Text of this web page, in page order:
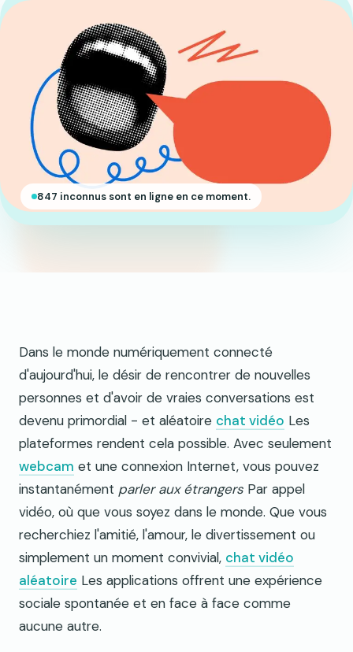
847 inconnus sont en ligne en ce moment.
Dans le monde numériquement connecté
d'aujourd'hui, le désir de rencontrer de nouvelles
personnes et d'avoir de vraies conversations est
devenu primordial - et aléatoire chat vidéo Les
plateformes rendent cela possible. Avec seulement
webcam et une connexion Internet, vous pouvez
instantanément parler aux étrangers Par appel
vidéo, où que vous soyez dans le monde. Que vous
recherchiez l'amitié, l'amour, le divertissement ou
simplement un moment convivial, chat vidéo
aléatoire Les applications offrent une expérience
sociale spontanée et en face à face comme
aucune autre.